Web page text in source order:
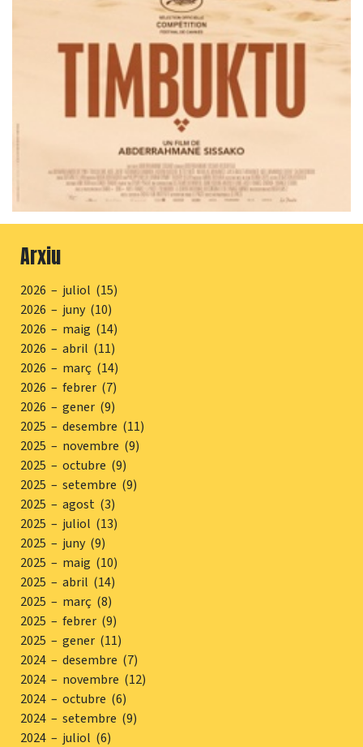
Arxiu
2026 – juliol (15)
2026 – juny (10)
2026 – maig (14)
2026 – abril (11)
2026 – març (14)
2026 – febrer (7)
2026 – gener (9)
2025 – desembre (11)
2025 – novembre (9)
2025 – octubre (9)
2025 – setembre (9)
2025 – agost (3)
2025 – juliol (13)
2025 – juny (9)
2025 – maig (10)
2025 – abril (14)
2025 – març (8)
2025 – febrer (9)
2025 – gener (11)
2024 – desembre (7)
2024 – novembre (12)
2024 – octubre (6)
2024 – setembre (9)
2024 – juliol (6)